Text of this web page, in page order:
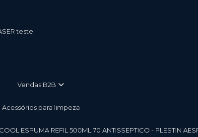
teste
vendas B2B
Acessórios para limpeza
ESPUMA REFIL 500ML 70 ANTISSEPTICO - PLESTIN